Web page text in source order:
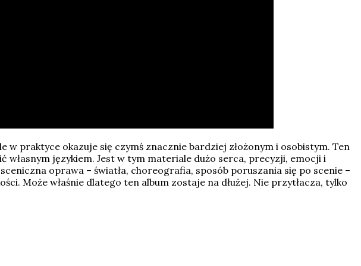
w praktyce okazuje się czymś znacznie bardziej złożonym i osobistym. Ten
własnym językiem. Jest w tym materiale dużo serca, precyzji, emocji i
oprawa – światła, choreografia, sposób poruszania się po scenie –
Może właśnie dlatego ten album zostaje na dłużej. Nie przytłacza, tylko